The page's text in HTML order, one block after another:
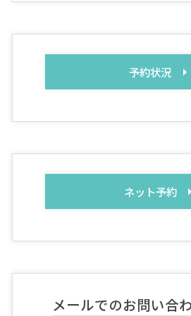
予約状況
ネット予約
メールでのお問い合